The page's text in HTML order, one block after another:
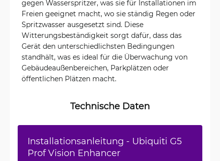
gegen Wasserspritzer, was sie für Installationen im
Freien geeignet macht, wo sie ständig Regen oder
Spritzwasser ausgesetzt sind. Diese
Witterungsbeständigkeit sorgt dafür, dass das
Gerät den unterschiedlichsten Bedingungen
standhält, was es ideal für die Überwachung von
Gebäudeaußenbereichen, Parkplätzen oder
öffentlichen Plätzen macht.
Technische Daten
Installationsanleitung - Ubiquiti G5
Prof Vision Enhancer